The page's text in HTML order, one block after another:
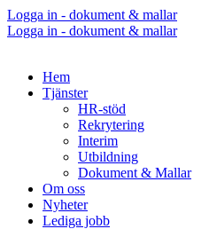
Logga in - dokument & mallar
Logga in - dokument & mallar
Hem
Tjänster
HR-stöd
Rekrytering
Interim
Utbildning
Dokument & Mallar
Om oss
Nyheter
Lediga jobb